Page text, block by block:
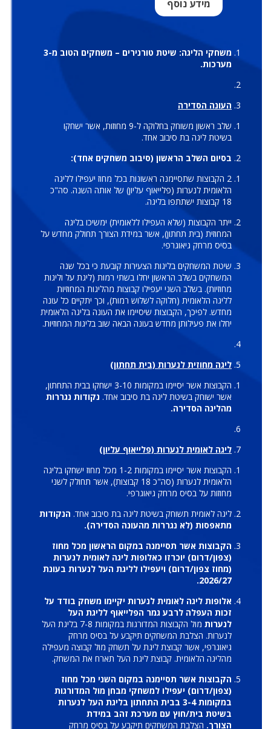
מידע נוסף
משחקי הליגה: שיטת טורנירים – משחקים הטוב מ-3
מערכות.
העונה הסדירה
שלב ראשון משוחק בחלוקה ל-9 מחוזות, אשר ישחקו
בשיטת ליגה בת סיבוב אחד.
בסיום השלב הראשון (סיבוב משחקים אחד):
2 הקבוצות שתסיימנה ראשונות בכל מחוז יעפילו לליגה
הלאומית לנערות (פלייאוף עליון) של אותה השנה. סה"כ
18 קבוצות ישתתפו בליגה.
ייתר הקבוצות (שלא העפילו ללאומית) ימשיכו בליגה
המחוזית (בית תחתון), אשר במידת הצורך תחולק מחדש על
בסיס מרחק גיאוגרפי.
שיטת המשחקים בליגות הצעירות קובעת כי בכל שנה
המשחקים בשלב הראשון יחלו בשתי רמות (ליגת על וליגות
מחוזיות). בשלב השני יעפילו קבוצות מהליגות המחוזיות
לליגה הלאומית (חלוקה לשלוש רמות), וכך יתקיים כל עונה
מחדש. לפיכך, הקבוצות שיסיימו את העונה בליגה הלאומית
יחלו את פעילותן מחדש בעונה הבאה שוב בליגות המחוזיות.
ליגה מחוזית לנערות (בית תחתון)
הקבוצות אשר יסיימו במקומות 3-10 ישחקו בבית התחתון,
אשר ישוחק בשיטת ליגה בת סיבוב אחד. נקודות נגררות
מהליגה הסדירה.
ליגה לאומית לנערות (פלייאוף עליון)
הקבוצות אשר יסיימו במקומות 1-2 מכל מחוז ישחקו בליגה
הלאומית לנערות (סה"כ 18 קבוצות), אשר תחולק לשני
מחוזות על בסיס מרחק גיאוגרפי.
ליגה לאומית תשוחק בשיטת ליגה בת סיבוב אחד. הנקודות
מתאפסות (לא נגררות מהעונה הסדירה).
הקבוצות אשר תסיימנה במקום הראשון מכל מחוז
(צפון/דרום) יוכרזו כאלופות ליגה לאומית לנערות
(מחוז צפון/דרום) ויעפילו לליגת העל לנערות בעונת
2026/27.
אלופות ליגה לאומית לנערות יקיימו משחק בודד על
זכות העפלה לרבע גמר הפלייאוף לליגת העל
לנערות
מול הקבוצות המדורגות במקומות 7-8 בליגת העל
לנערות. הצלבת המשחקים תיקבע על בסיס מרחק
גיאוגרפי, אשר קבוצת ליגת על תשחק מול קבוצה מעפילה
מהליגה הלאומית. קבוצת ליגת העל תארח את המשחק.
הקבוצות אשר תסיימנה במקום השני מכל מחוז
(צפון/דרום) יעפילו למשחקי מבחן מול המדורגות
במקומות 3-4 בבית התחתון בליגת העל לנערות
בשיטת בית/חוץ עם מערכת זהב במידת
הצורך. הצלבת המשחקים תיקבע על בסיס מרחק